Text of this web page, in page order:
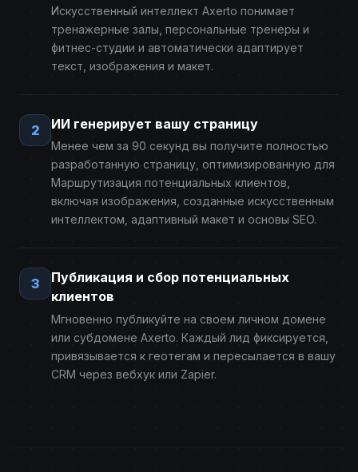
Искусственный интеллект Axerto понимает
тренажерные залы, персональные тренеры и
фитнес-студии и автоматически адаптирует
текст, изображения и макет.
2 ИИ генерирует вашу страницу
Менее чем за 90 секунд вы получите полностью
разработанную страницу, оптимизированную для
Маршрутизация потенциальных клиентов,
включая изображения, созданные искусственным
интеллектом, адаптивный макет и основы SEO.
3
Публикация и сбор потенциальных
клиентов
Мгновенно публикуйте на своем личном домене
или субдомене Axerto. Каждый лид фиксируется,
привязывается к геотегам и пересылается в вашу
CRM через вебхук или Zapier.